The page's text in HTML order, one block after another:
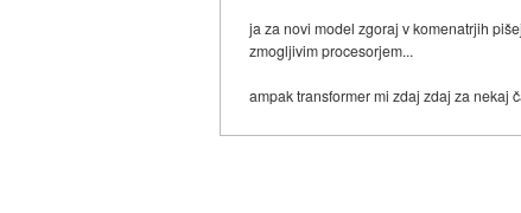
ja za novi model zgoraj v komenatrjih
zmogljivim procesorjem...
ampak transformer mi zdaj zdaj za nekaj